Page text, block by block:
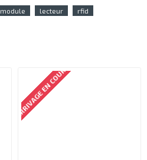
module lecteur
rfid
ARRIVAGE EN COURS